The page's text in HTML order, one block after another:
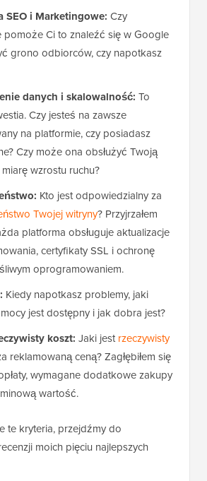
SEO i Marketingowe: Czy
pomoże Ci to znaleźć się w Google
grono odbiorców, czy napotkasz
danych i skalowalność: To
Czy jesteś na zawsze
na platformie, czy posiadasz
Czy może ona obsłużyć Twoją
wzrostu ruchu?
Kto jest odpowiedzialny za
Twojej witryny? Przyjrzałem
platforma obsługuje aktualizacje
certyfikaty SSL i ochronę
oprogramowaniem.
Kiedy napotkasz problemy, jaki
jest dostępny i jak dobra jest?
koszt: Jaki jestrzeczywisty
reklamowaną ceną? Zagłębiłem się
wymagane dodatkowe zakupy
wartość.
te kryteria, przejdźmy do
moich pięciu najlepszych